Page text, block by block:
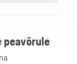
peavõrule